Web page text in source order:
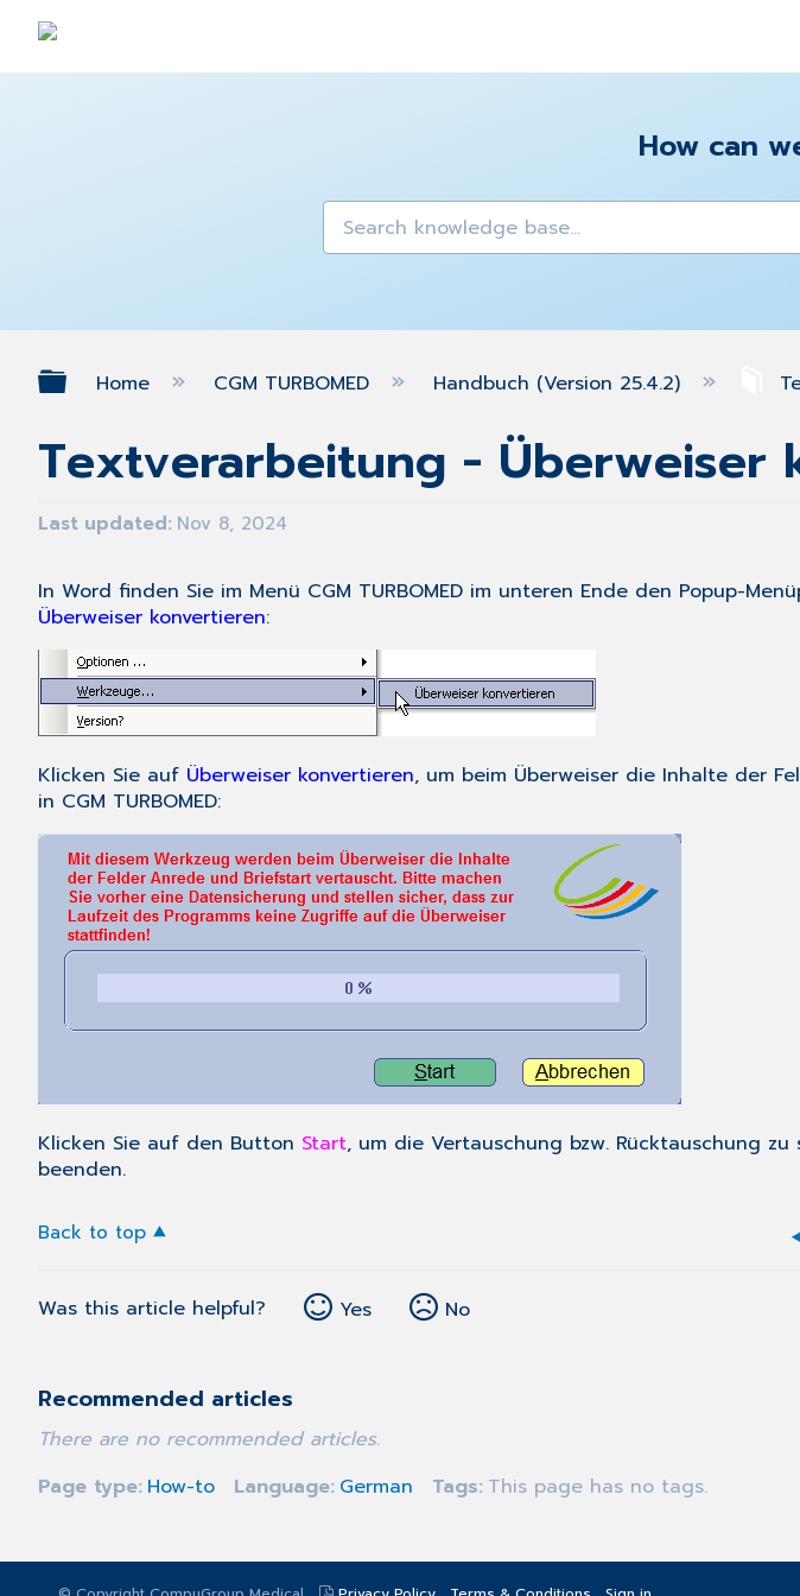
How can
Expand/collapse global hierarchy
Home CGM TURBOMED Handbuch (Version 25.4.2)
Textverarbeitung - Überweiser
Last updated Nov 8, 2024
In Word finden Sie im Menü CGM TURBOMED im unteren Ende den Popup-
Überweiser konvertieren:
Klicken Sie auf Überweiser konvertieren, um beim Überweiser die Inhalte der
in CGM TURBOMED:
Klicken Sie auf den Button Start, um die Vertauschung bzw. Rücktauschung zu
beenden.
Back to top
Was this article helpful? Yes No
Recommended articles
There are no recommended articles.
Page type How-to Language German Tags This page has no tags.